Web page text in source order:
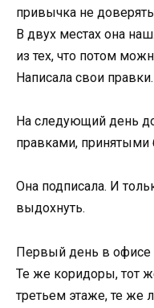
привычка не
В двух местах она
из тех, что потом
Написала свои
На следующий день
правками, принятыми
Она подписала. И
выдохнуть.
Первый день в офисе
Те же коридоры, тот
третьем этаже, те же